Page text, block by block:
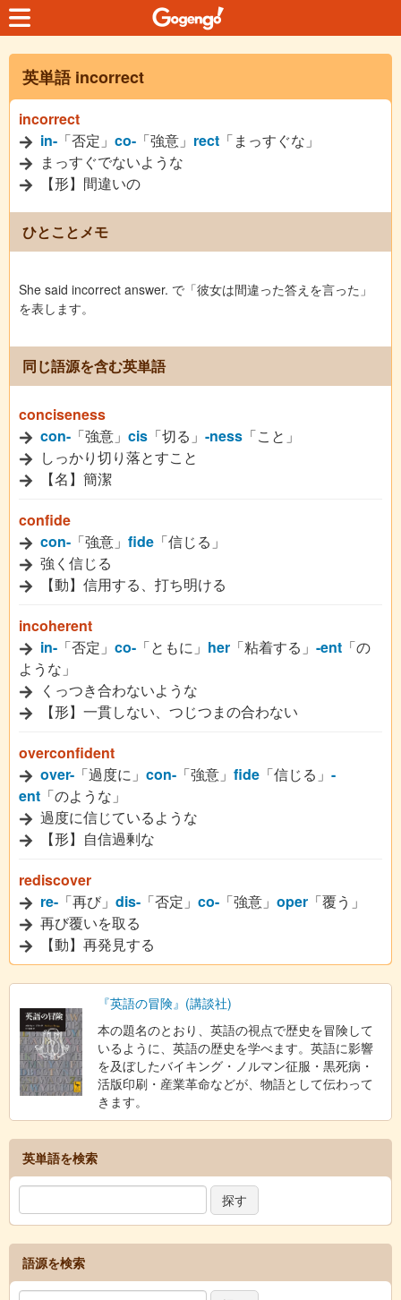
英単語 incorrect
incorrect
in- 「否定」 co- 「強意」 rect 「まっすぐな」
まっすぐでないような
【形】間違いの
ひとことメモ
She said incorrect answer. で「彼女は間違った答えを言った」
を表します。
同じ語源を含む英単語
conciseness
con- 「強意」 cis 「切る」 -ness 「こと」
しっかり切り落とすこと
【名】簡潔
confide
con- 「強意」 fide 「信じる」
強く信じる
【動】信用する、打ち明ける
incoherent
in- 「否定」 co- 「ともに」 her 「粘着する」 -ent 「の
ような」
くっつき合わないような
【形】一貫しない、つじつまの合わない
overconfident
over- 「過度に」 con- 「強意」 fide 「信じる」 -
ent 「のような」
過度に信じているような
【形】自信過剰な
rediscover
re- 「再び」 dis- 「否定」 co- 「強意」 oper 「覆う」
再び覆いを取る
【動】再発見する
『英語の冒険』(講談社)
本の題名のとおり、英語の視点で歴史を冒険して
いるように、英語の歴史を学べます。英語に影響
を及ぼしたバイキング・ノルマン征服・黒死病・
活版印刷・産業革命などが、物語として伝わって
きます。
英単語を検索
語源を検索